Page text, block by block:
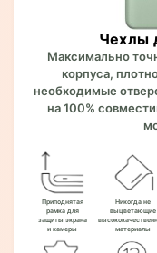
Чехлы
Максимально
корпуса,
необходимые
на 100%
Приподнятая
рамка для
защиты экрана
и камеры
Никогда не
выцветающие
материалы